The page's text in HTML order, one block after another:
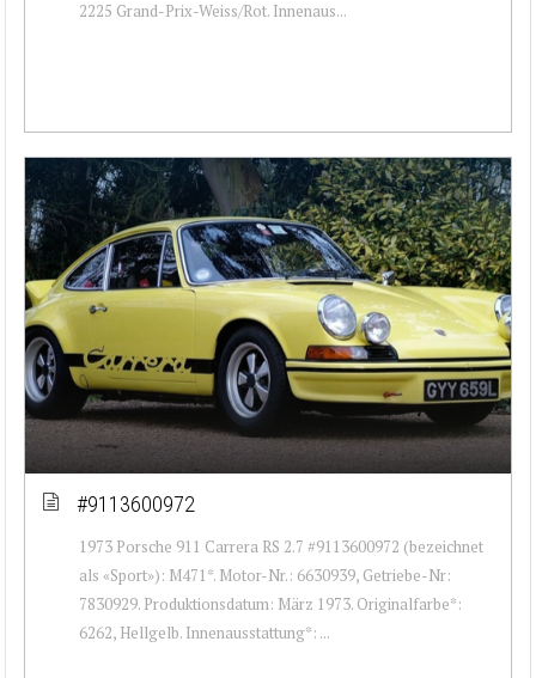
2225 Grand-Prix-Weiss/Rot. Innenaus...
#9113600972
1973 Porsche 911 Carrera RS 2.7 #9113600972 (bezeichnet
als «Sport»): M471*. Motor-Nr.: 6630939, Getriebe-Nr:
7830929. Produktionsdatum: März 1973. Originalfarbe*:
6262, Hellgelb. Innenausstattung*: ...